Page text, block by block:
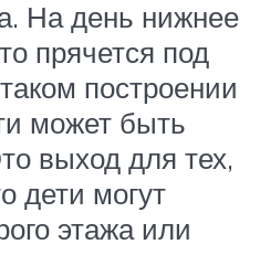
На день нижнее
прячется под
построении
может быть
выход для тех,
дети могут
этажа или